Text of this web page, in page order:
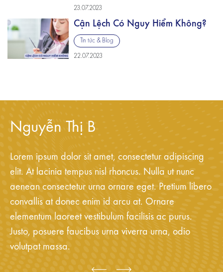
23.07.2023
Cận Lệch Có Nguy Hiểm Không?
Tin tức & Blog
22.07.2023
Nguyễn Thị B
Lorem ipsum dolor sit amet, consectetur adipiscing
elit. At lacinia tempus nisl rhoncus. Nulla ut nunc
aenean consectetur urna ornare eget. Pretium libero
convallis at donec enim id arcu at. Ornare
elementum laoreet vestibulum facilisis ac purus.
Justo, posuere faucibus urna viverra urna, odio
volutpat massa.